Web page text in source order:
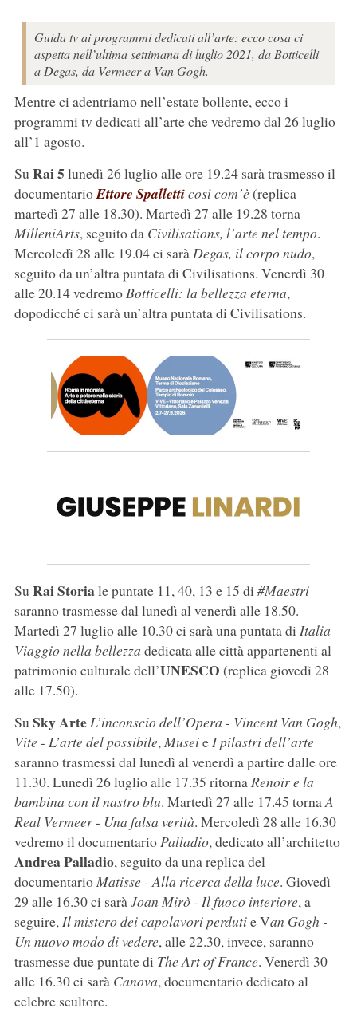
Guida tv ai programmi dedicati all’arte: ecco cosa ci
aspetta nell’ultima settimana di luglio 2021, da Botticelli
a Degas, da Vermeer a Van Gogh.
Mentre ci adentriamo nell’estate bollente, ecco i
programmi tv dedicati all’arte che vedremo dal 26 luglio
all’1 agosto.
SuRai 5 lunedì 26 luglio alle ore 19.24 sarà trasmesso il
documentarioEttore Spalletticosì com’è(replica
martedì 27 alle 18.30). Martedì 27 alle 19.28 torna
MilleniArts, seguito da Civilisations, l’arte nel tempo.
Mercoledì 28 alle 19.04 ci saràDegas, il corpo nudo,
seguito da un’altra puntata di Civilisations. Venerdì 30
alle 20.14 vedremoBotticelli: la bellezza eterna,
dopodicché ci sarà un’altra puntata di Civilisations.
SuRai Storiale puntate 11, 40, 13 e 15 di #Maestri
saranno trasmesse dal lunedì al venerdì alle 18.50.
Martedì 27 luglio alle 10.30 ci sarà una puntata di Italia
Viaggio nella bellezza dedicata alle città appartenenti al
patrimonio culturale dell’UNESCO (replica giovedì 28
alle 17.50).
SuSky ArteL’inconscio dell’Opera - Vincent Van Gogh,
Vite - L’arte del possibile,MuseieI pilastri dell’arte
saranno trasmessi dal lunedì al venerdì a partire dalle ore
11.30. Lunedì 26 luglio alle 17.35 ritornaRenoir e la
bambina con il nastro blu. Martedì 27 alle 17.45 tornaA
Real Vermeer - Una falsa verità. Mercoledì 28 alle 16.30
vedremo il documentarioPalladio, dedicato all’architetto
Andrea Palladio, seguito da una replica del
documentarioMatisse - Alla ricerca della luce. Giovedì
29 alle 16.30 ci saràJoan Mirò - Il fuoco interiore, a
seguire,Il mistero dei capolavori perdutie Van Gogh -
Un nuovo modo di vedere, alle 22.30, invece, saranno
trasmesse due puntate di The Art of France. Venerdì 30
alle 16.30 ci sarà Canova, documentario dedicato al
celebre scultore.